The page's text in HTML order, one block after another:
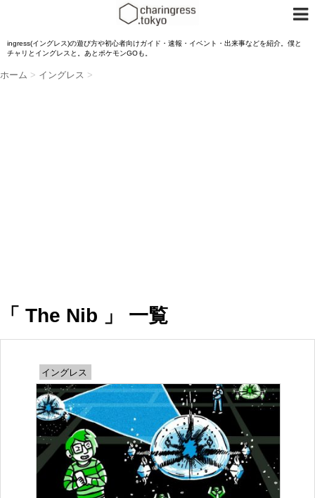
ingress(イングレス)の遊び方や初心者向けガイド・速報・イベント・出来事などを紹介。僕と
チャリとイングレスと。あとポケモンGOも。
ホーム > イングレス >
「 The Nib 」 一覧
イングレス